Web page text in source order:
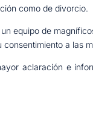
como de divorcio.
equipo de
a las
aclaración e